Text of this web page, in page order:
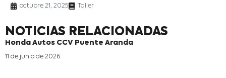
octubre 21, 2025 Taller
NOTICIAS RELACIONADAS
Honda Autos CCV Puente Aranda
11 de junio de 2026